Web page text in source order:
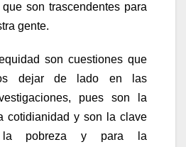
son trascendentes para
gente.
son cuestiones que
dejar de lado en las
pues son la
cotidianidad y son la clave
la pobreza y para la